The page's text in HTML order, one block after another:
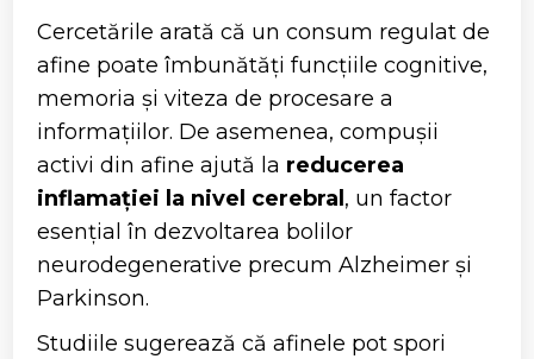
Cercetările arată că un consum regulat de
afine poate îmbunătăți funcțiile cognitive,
memoria și viteza de procesare a
informațiilor. De asemenea, compușii
activi din afine ajută la reducerea
inflamației la nivel cerebral , un factor
esențial în dezvoltarea bolilor
neurodegenerative precum Alzheimer și
Parkinson.
Studiile sugerează că afinele pot spori